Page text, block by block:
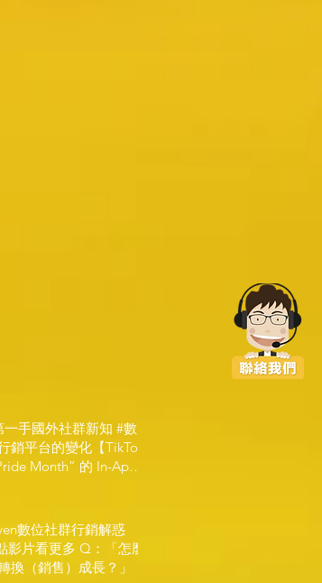
一手國外社群新知 #數
銷平台的變化【TikTok
Month” 的 In-App
數位社群行銷解惑
影片看更多​ Q：「怎麼
換（銷售）成長？」